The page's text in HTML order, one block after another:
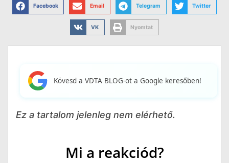
Facebook Email Telegram Twitter
VK Nyomtat
Kövesd a VDTA BLOG-ot a Google keresőben!
Ez a tartalom jelenleg nem elérhető.
Mi a reakciód?